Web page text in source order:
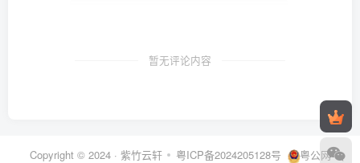
暂无评论内容
Copyright © 2024 · 紫竹云轩 粤ICP备2024205128号
粤公网